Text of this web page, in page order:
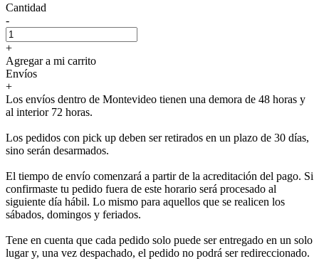
Cantidad
-
+
Agregar a mi carrito
Envíos
+
Los envíos dentro de Montevideo tienen una demora de 48 horas y
al interior 72 horas.
Los pedidos con pick up deben ser retirados en un plazo de 30 días,
sino serán desarmados.
El tiempo de envío comenzará a partir de la acreditación del pago. Si
confirmaste tu pedido fuera de este horario será procesado al
siguiente día hábil. Lo mismo para aquellos que se realicen los
sábados, domingos y feriados.
Tene en cuenta que cada pedido solo puede ser entregado en un solo
lugar y, una vez despachado, el pedido no podrá ser redireccionado.